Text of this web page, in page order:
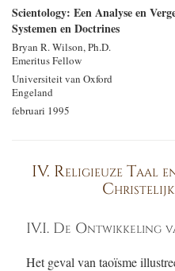
Scientology: Een Analyse en
Systemen en Doctrines
Bryan R. Wilson, Ph.D.
Emeritus Fellow
Universiteit van Oxford
Engeland
februari 1995
IV. Religieuze Taal
IV.I. De Ontwikkeling
Het geval van taoïsme